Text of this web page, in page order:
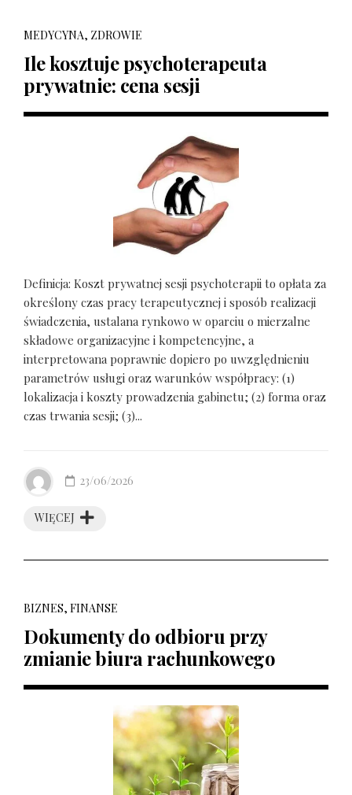
MEDYCYNA, ZDROWIE
Ile kosztuje psychoterapeuta
prywatnie: cena sesji
Definicja: Koszt prywatnej sesji psychoterapii to opłata za
określony czas pracy terapeutycznej i sposób realizacji
świadczenia, ustalana rynkowo w oparciu o mierzalne
składowe organizacyjne i kompetencyjne, a
interpretowana poprawnie dopiero po uwzględnieniu
parametrów usługi oraz warunków współpracy: (1)
lokalizacja i koszty prowadzenia gabinetu; (2) forma oraz
czas trwania sesji; (3)...
WIĘCEJ
23/06/2026
BIZNES, FINANSE
Dokumenty do odbioru przy
zmianie biura rachunkowego